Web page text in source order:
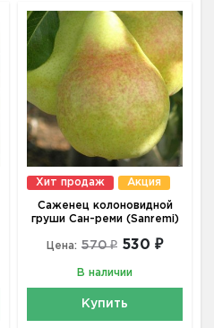
Хит продаж Акция
Саженец колоновидной
груши Сан-реми (Sanremi)
Цена: 570 ₽ 530 ₽
В наличии
Купить